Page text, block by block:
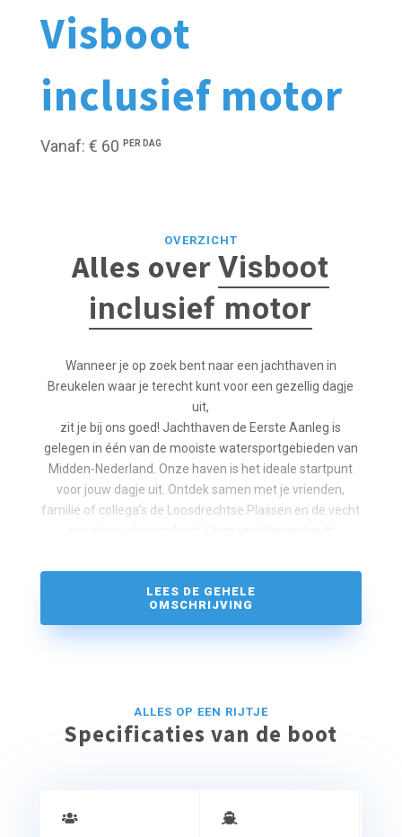
Visboot
inclusief motor
Vanaf: € 60 PER DAG
OVERZICHT
Alles overVisboot
inclusief motor
Wanneer je op zoek bent naar een jachthaven in
Breukelen waar je terecht kunt voor een gezellig dagje
uit,
zit je bij ons goed! Jachthaven de Eerste Aanleg is
gelegen in één van de mooiste watersportgebieden van
Midden-Nederland. Onze haven is het ideale startpunt
voor jouw dagje uit. Ontdek samen met je vrienden,
familie of collega’s de Loosdrechtse Plassen en de vecht
gebruik van onze zomer- en winterstalling en meer
aan bij onze haven. Wil je onderhoud of reparaties laten
verrichten door een professional?
13:00 uur.
Wij beschikken over visvergunningen, vraag naar de
LEES DE GEHELE
OMSCHRIJVING
ALLES OP EEN RIJTJE
Specificaties van de boot